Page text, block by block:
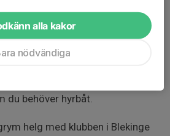
i stugorna på Dragsö
du behöver hyrbåt.
helg med klubben i Blekinge
alla kakor
nödvändiga